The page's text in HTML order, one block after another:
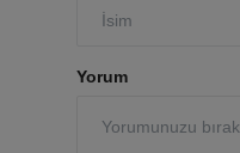
Yorum